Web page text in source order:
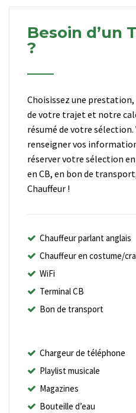
Besoin d’un
?
Choisissez une
de votre trajet et notre
résumé de votre
renseigner vos
réserver votre sélection
en CB, en bon de
Chauffeur !
Chauffeur parlant anglais
Chauffeur en costume/
WiFi
Terminal CB
Bon de transport
Chargeur de téléphone
Playlist musicale
Magazines
Bouteille d’eau